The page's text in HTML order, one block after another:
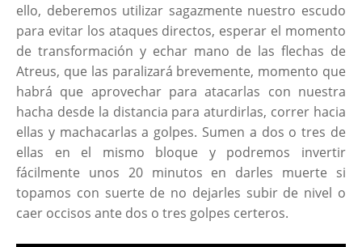
ello, deberemos utilizar sagazmente nuestro escudo
para evitar los ataques directos, esperar el momento
de transformación y echar mano de las flechas de
Atreus, que las paralizará brevemente, momento que
habrá que aprovechar para atacarlas con nuestra
hacha desde la distancia para aturdirlas, correr hacia
ellas y machacarlas a golpes. Sumen a dos o tres de
ellas en el mismo bloque y podremos invertir
fácilmente unos 20 minutos en darles muerte si
topamos con suerte de no dejarles subir de nivel o
caer occisos ante dos o tres golpes certeros.